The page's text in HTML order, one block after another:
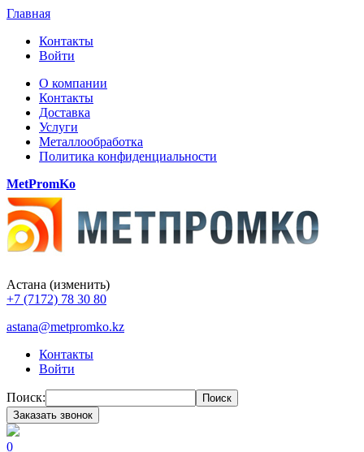
Главная
Контакты
Войти
О компании
Контакты
Доставка
Услуги
Металлообработка
Политика конфиденциальности
MetPromKo
Астана (изменить)
+7 (7172) 78 30 80
astana@metpromko.kz
Контакты
Войти
Поиск:
Поиск
Заказать звонок
0